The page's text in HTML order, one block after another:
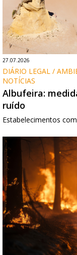
27.07.2026
DIÁRIO LEGAL /
NOTÍCIAS
Albufeira:
ruído
Estabelecimentos